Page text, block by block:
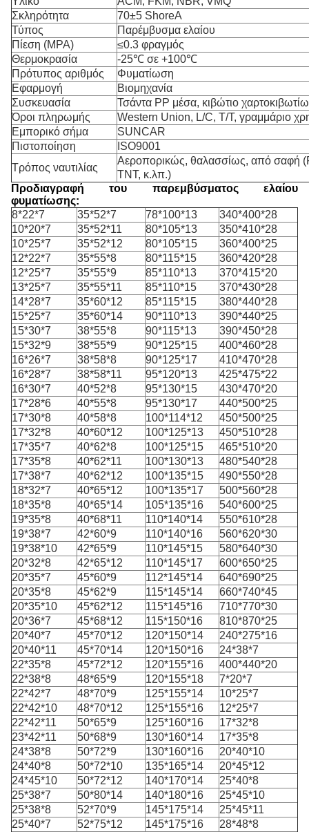
Σκληρότητα
70±5 ShoreA
Τύπος
Παρέμβυσμα ελαίου
Πίεση (MPA)
≤0.3 φραγμός
Θερμοκρασία
-25℃ σε +100℃
Πρότυπος αριθμός
Φυματίωση
Εφαρμογή
Βιομηχανία
Συσκευασία
Τσάντα PP μέσα, κιβώτιο
Όροι πληρωμής
Western Union, L/C, T/T, γραμμάριο
Εμπορικό σήμα
SUNCAR
Πιστοποίηση
ISO9001
Τρόπος ναυτιλίας
Αεροπορικώς, θαλασσίως, από σαφή
TNT, κ.λπ.)
Προδιαγραφή του παρεμβύσματος ελαίου
φυματίωσης:
8*22*7
35*52*7 78*100*13
340*400*28
10*20*7
35*52*11 80*105*13
350*410*28
10*25*7
35*52*12 80*105*15
360*400*25
12*22*7
35*55*8 80*115*15
360*420*28
12*25*7
35*55*9 85*110*13
370*415*20
13*25*7
35*55*11 85*110*15
370*430*28
14*28*7
35*60*12 85*115*15
380*440*28
15*25*7
35*60*14 90*110*13
390*440*25
15*30*7
38*55*8 90*115*13
390*450*28
15*32*9
38*55*9 90*125*15
400*460*28
16*26*7
38*58*8 90*125*17
410*470*28
16*28*7
38*58*11 95*120*13
425*475*22
16*30*7
40*52*8 95*130*15
430*470*20
17*28*6
40*55*8 95*130*17
440*500*25
17*30*8
40*58*8 100*114*12
450*500*25
17*32*8
40*60*12 100*125*13
450*510*28
17*35*7
40*62*8 100*125*15
465*510*20
17*35*8
40*62*11 100*130*13
480*540*28
17*38*7
40*62*12 100*135*15
490*550*28
18*32*7
40*65*12 100*135*17
500*560*28
18*35*8
40*65*14 105*135*16
540*600*25
19*35*8
40*68*11 110*140*14
550*610*28
19*38*7
42*60*9 110*140*16
560*620*30
19*38*10
42*65*9 110*145*15
580*640*30
20*32*8
42*65*12 110*145*17
600*650*25
20*35*7
45*60*9 112*145*14
640*690*25
20*35*8
45*62*9 115*145*14
660*740*45
20*35*10
45*62*12 115*145*16
710*770*30
20*36*7
45*68*12 115*150*16
810*870*25
20*40*7
45*70*12 120*150*14
240*275*16
20*40*11
45*70*14 120*150*16
24*38*7
22*35*8
45*72*12 120*155*16
400*440*20
22*38*8
48*65*9 120*155*18
7*20*7
22*42*7
48*70*9 125*155*14
10*25*7
22*42*10
48*70*12 125*155*16
12*25*7
22*42*11
50*65*9 125*160*16
17*32*8
23*42*11
50*68*9 130*160*14
17*35*8
24*38*8
50*72*9 130*160*16
20*40*10
24*40*8
50*72*10 135*165*14
20*45*12
24*45*10
50*72*12 140*170*14
25*40*8
25*38*7
50*80*14 140*180*16
25*45*10
25*38*8
52*70*9 145*175*14
25*45*11
25*40*7
52*75*12 145*175*16
28*48*8